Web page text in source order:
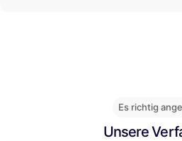
Es richtig
Unsere